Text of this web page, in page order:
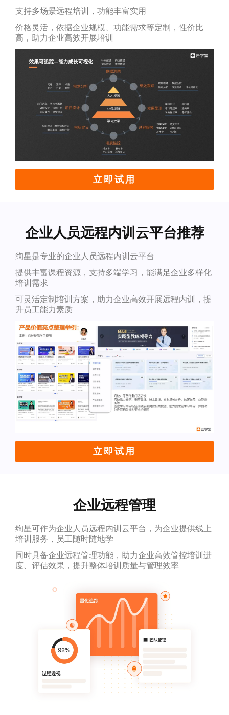
支持多场景远程培训，功能丰富实用
价格灵活，依据企业规模、功能需求等定制，性价比
高，助力企业高效开展培训
立即试用
企业人员远程内训云平台推荐
绚星是专业的企业人员远程内训云平台
提供丰富课程资源，支持多端学习，能满足企业多样化
培训需求
可灵活定制培训方案，助力企业高效开展远程内训，提
升员工能力素质
立即试用
企业远程管理
绚星可作为企业人员远程内训云平台，为企业提供线上
培训服务，员工随时随地学
同时具备企业远程管理功能，助力企业高效管控培训进
度、评估效果，提升整体培训质量与管理效率